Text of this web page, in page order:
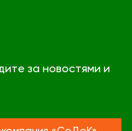
за новостями и